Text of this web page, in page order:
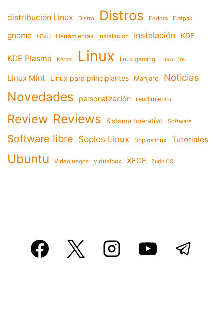
distribución Linux Distro Distros Fedora Flatpak
gnome GNU Herramientas instalacion Instalación KDE
KDE Plasma Kernel Linux linux gaming Linux Lite
Linux Mint Linux para principiantes Manjaro Noticias
Novedades personalización rendimiento
Review Reviews Sistema operativo Software
Software libre Soplos Linux Soploslinux Tutoriales
Ubuntu Videojuegos virtualbox XFCE Zorin OS